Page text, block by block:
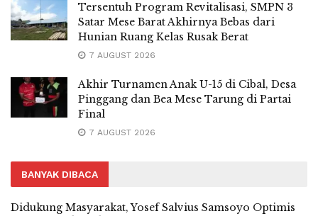
Tersentuh Program Revitalisasi, SMPN 3
Satar Mese Barat Akhirnya Bebas dari
Hunian Ruang Kelas Rusak Berat
7 AUGUST 2026
Akhir Turnamen Anak U-15 di Cibal, Desa
Pinggang dan Bea Mese Tarung di Partai
Final
7 AUGUST 2026
BANYAK DIBACA
Didukung Masyarakat, Yosef Salvius Samsoyo Optimis